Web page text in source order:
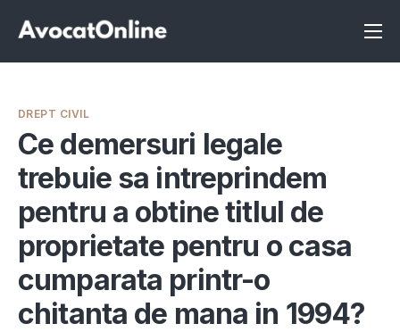
Înscrie-te ca avocat
Servicii
Despre noi
Programeaza consultanta
Intrebari
DREPT CIVIL
Ce demersuri legale
trebuie sa intreprindem
pentru a obtine titlul de
proprietate pentru o casa
cumparata printr-o
chitanta de mana in 1994?